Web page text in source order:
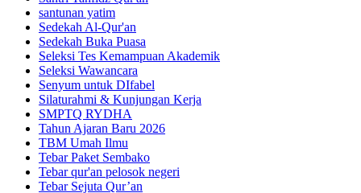
santunan yatim
Sedekah Al-Qur'an
Sedekah Buka Puasa
Seleksi Tes Kemampuan Akademik
Seleksi Wawancara
Senyum untuk DIfabel
Silaturahmi & Kunjungan Kerja
SMPTQ RYDHA
Tahun Ajaran Baru 2026
TBM Umah Ilmu
Tebar Paket Sembako
Tebar qur'an pelosok negeri
Tebar Sejuta Qur’an